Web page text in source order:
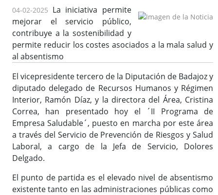
Ofertas de Empleo Público
Procesos selectivos en desarrollo
Ofertas a través del SEXPE
Bolsas de trabajo
Puestos en comisión de servicios
Puestos de personal directivo
Puestos por libre designación
Puestos por concurso
Contratos en formación
Personal eventual o de confianza
Tablón de Empleo Provincial
Relación de puestos de trabajo
04-02-2025 La iniciativa permite
mejorar el servicio público,
contribuye a la sostenibilidad y
permite reducir los costes asociados a la mala salud y
al absentismo
El vicepresidente tercero de la Diputación de Badajoz y
diputado delegado de Recursos Humanos y Régimen
Interior, Ramón Díaz, y la directora del Área, Cristina
Correa, han presentado hoy el ´II Programa de
Empresa Saludable´, puesto en marcha por este área
a través del Servicio de Prevención de Riesgos y Salud
Laboral, a cargo de la Jefa de Servicio, Dolores
Delgado.
El punto de partida es el elevado nivel de absentismo
existente tanto en las administraciones públicas como